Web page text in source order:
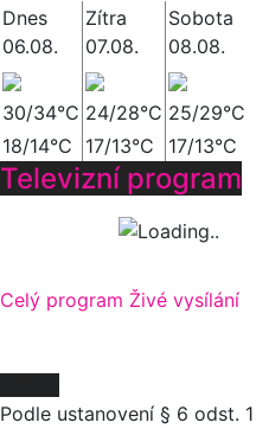
Dnes
06.08.
Zítra
07.08.
Sobota
08.08.
30/34°C 24/28°C 25/29°C
18/14°C
17/13°C 17/13°C
Televizní program
Celý program Živé vysílání
Podle ustanovení § 6 odst.